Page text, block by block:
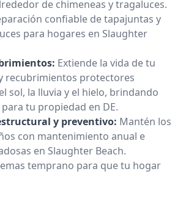
de chimeneas y tragaluces.
confiable de tapajuntas y
para hogares en Slaughter
Extiende la vida de tu
recubrimientos protectores
sol, la lluvia y el hielo, brindando
tu propiedad en DE.
y preventivo: Mantén los
con mantenimiento anual e
en Slaughter Beach.
temprano para que tu hogar